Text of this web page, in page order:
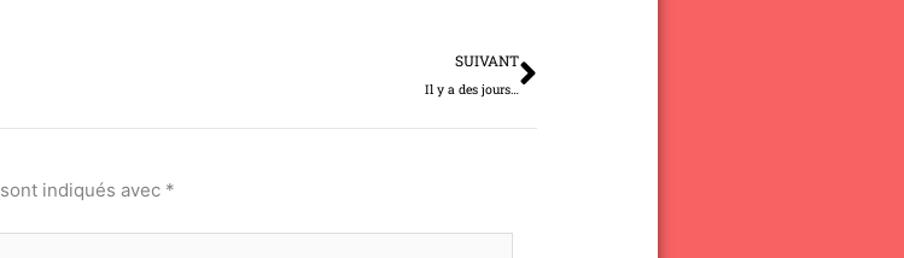
SUIVANT
Il y a des jours…
Suivant
indiqués avec *